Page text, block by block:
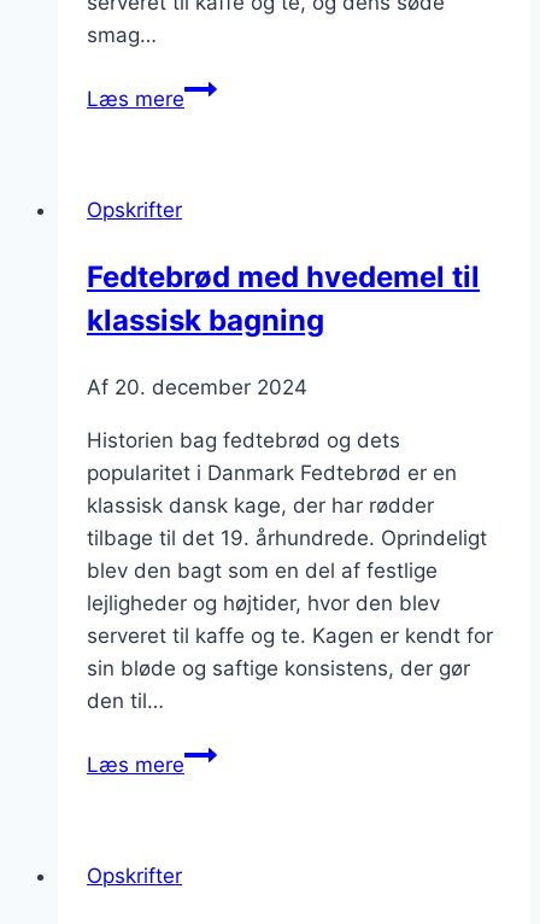
smag…
Læs mereFedtebrød
Opskrifter
Fedtebrød med hvedemel til
klassisk bagning
Af 20. december 2024
Historien bag fedtebrød og dets
popularitet i Danmark Fedtebrød er en
klassisk dansk kage, der har rødder
tilbage til det 19. århundrede. Oprindeligt
blev den bagt som en del af festlige
lejligheder og højtider, hvor den blev
serveret til kaffe og te. Kagen er kendt for
sin bløde og saftige konsistens, der gør
den til…
Læs mereFedtebrød
Opskrifter